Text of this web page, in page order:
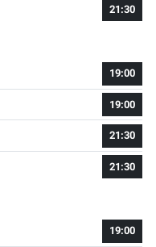
21:30
19:00
19:00
21:30
21:30
19:00